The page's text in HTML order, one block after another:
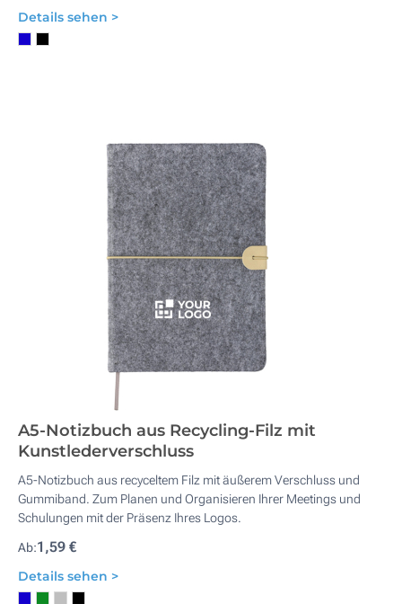
Details sehen >
A5-Notizbuch aus Recycling-Filz mit
Kunstlederverschluss
A5-Notizbuch aus recyceltem Filz mit äußerem Verschluss und
Gummiband. Zum Planen und Organisieren Ihrer Meetings und
Schulungen mit der Präsenz Ihres Logos.
Ab:1,59 €
Details sehen >